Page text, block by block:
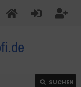
SUCHEN